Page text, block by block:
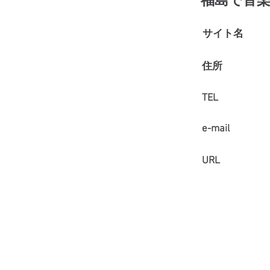
サイト名
住所
TEL
e-mail
URL